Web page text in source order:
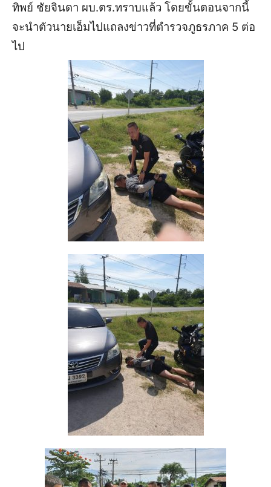
ทิพย์ ชัยจินดา ผบ.ตร.ทราบแล้ว โดยขั้นตอนจากนี้
จะนำตัวนายเอ็มไปแถลงข่าวที่ตำรวจภูธรภาค 5 ต่อ
ไป